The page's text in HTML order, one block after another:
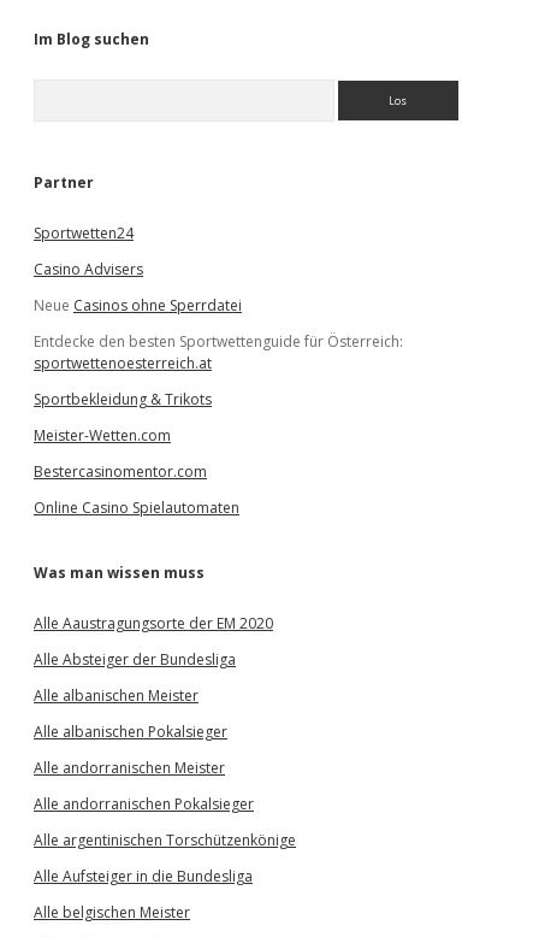
Im Blog suchen
e
Partner
Sportwetten24
Casino Advisers
Neue Casinos ohne Sperrdatei
Entdecke den besten Sportwettenguide für Österreich:
sportwettenoesterreich.at
Sportbekleidung & Trikots
Meister-Wetten.com
Bestercasinomentor.com
Online Casino Spielautomaten
Was man wissen muss
Alle Aaustragungsorte der EM 2020
Alle Absteiger der Bundesliga
Alle albanischen Meister
Alle albanischen Pokalsieger
Alle andorranischen Meister
Alle andorranischen Pokalsieger
Alle argentinischen Torschützenkönige
Alle Aufsteiger in die Bundesliga
Alle belgischen Meister